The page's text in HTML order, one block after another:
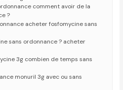
comment avoir de la
?
acheter fosfomycine sans
sans ordonnance ? acheter
3g combien de temps sans
monuril 3g avec ou sans